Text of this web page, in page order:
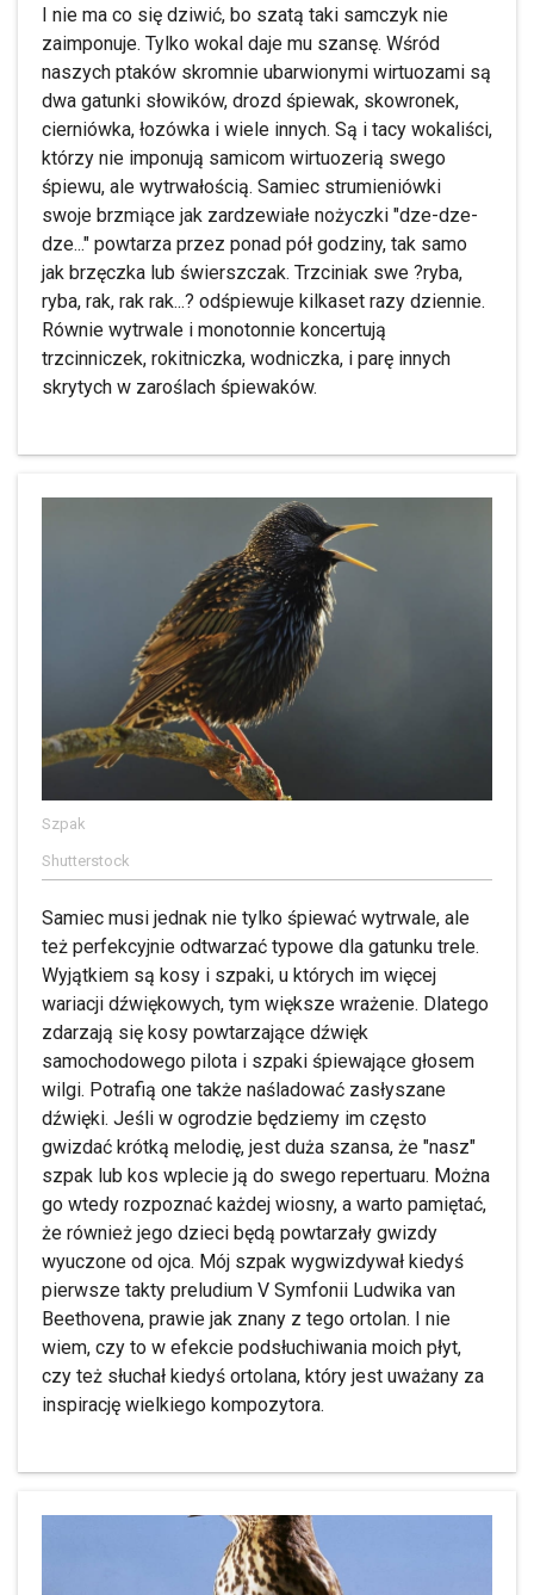
I nie ma co się dziwić, bo szatą taki samczyk nie
zaimponuje. Tylko wokal daje mu szansę. Wśród
naszych ptaków skromnie ubarwionymi wirtuozami są
dwa gatunki słowików, drozd śpiewak, skowronek,
cierniówka, łozówka i wiele innych. Są i tacy wokaliści,
którzy nie imponują samicom wirtuozerią swego
śpiewu, ale wytrwałością. Samiec strumieniówki
swoje brzmiące jak zardzewiałe nożyczki "dze-dze-
dze..." powtarza przez ponad pół godziny, tak samo
jak brzęczka lub świerszczak. Trzciniak swe ?ryba,
ryba, rak, rak rak...? odśpiewuje kilkaset razy dziennie.
Równie wytrwale i monotonnie koncertują
trzcinniczek, rokitniczka, wodniczka, i parę innych
skrytych w zaroślach śpiewaków.
Szpak
Shutterstock
Samiec musi jednak nie tylko śpiewać wytrwale, ale
też perfekcyjnie odtwarzać typowe dla gatunku trele.
Wyjątkiem są kosy i szpaki, u których im więcej
wariacji dźwiękowych, tym większe wrażenie. Dlatego
zdarzają się kosy powtarzające dźwięk
samochodowego pilota i szpaki śpiewające głosem
wilgi. Potrafią one także naśladować zasłyszane
dźwięki. Jeśli w ogrodzie będziemy im często
gwizdać krótką melodię, jest duża szansa, że "nasz"
szpak lub kos wplecie ją do swego repertuaru. Można
go wtedy rozpoznać każdej wiosny, a warto pamiętać,
że również jego dzieci będą powtarzały gwizdy
wyuczone od ojca. Mój szpak wygwizdywał kiedyś
pierwsze takty preludium V Symfonii Ludwika van
Beethovena, prawie jak znany z tego ortolan. I nie
wiem, czy to w efekcie podsłuchiwania moich płyt,
czy też słuchał kiedyś ortolana, który jest uważany za
inspirację wielkiego kompozytora.